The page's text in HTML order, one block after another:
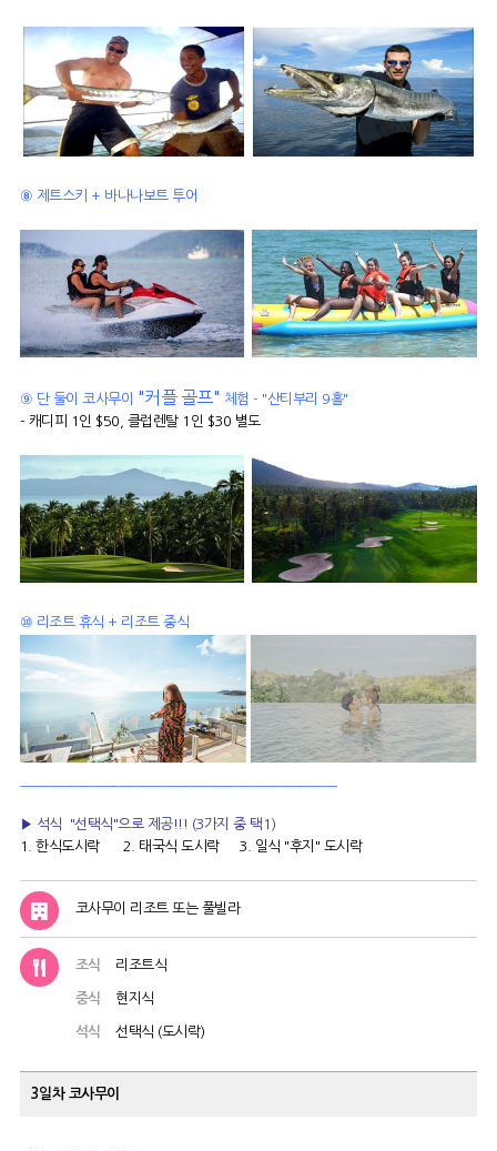
⑧ 제트스키 + 바나나보트 투어
⑨ 단 둘이 코사무이 "커플 골프" 체험 - "산티부리 9홀"
- 캐디피 1인 $50, 클럽렌탈 1인 $30 별도
⑩ 리조트 휴식 + 리조트 중식
▶ 석식 "선택식"으로 제공!!! (3가지 중 택1)
1. 한식도시락 2. 태국식 도시락 3. 일식 "후지" 도시락
코사무이 리조트 또는 풀빌라
조식 리조트식
중식 현지식
석식 선택식 (도시락)
3일차 코사무이